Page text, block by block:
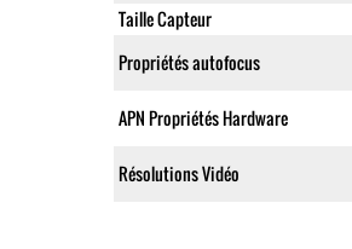
Taille Capteur
Propriétés autofocus
APN Propriétés Hardware
Résolutions Vidéo